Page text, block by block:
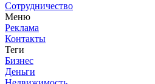
Сотрудничество
Меню
Реклама
Контакты
Теги
Бизнес
Деньги